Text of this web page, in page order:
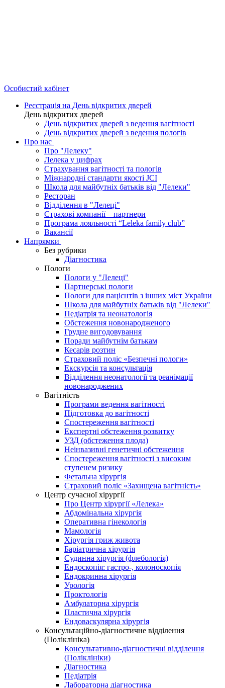
Особистий кабінет
Реєстрація на День відкритих дверей
День відкритих дверей
День відкритих дверей з ведення вагітності
День відкритих дверей з ведення пологів
Про нас
Про "Лелеку"
Лелека у цифрах
Страхування вагітності та пологів
Міжнародні стандарти якості JCI
Школа для майбутніх батьків від "Лелеки"
Ресторан
Відділення в "Лелеці"
Страхові компанії – партнери
Програма лояльності “Leleka family club”
Вакансії
Напрямки
Без рубрики
Діагностика
Пологи
Пологи у "Лелеці"
Партнерські пологи
Пологи для пацієнтів з інших міст України
Школа для майбутніх батьків від "Лелеки"
Педіатрія та неонатологія
Обстеження новонародженого
Грудне вигодовування
Поради майбутнім батькам
Кесарів розтин
Страховий поліс «Безпечні пологи»
Екскурсія та консультація
Відділення неонатології та реанімації
новонароджених
Вагітність
Програми ведення вагітності
Підготовка до вагітності
Спостереження вагітності
Експертні обстеження розвитку
УЗД (обстеження плода)
Неінвазивні генетичні обстеження
Спостереження вагітності з високим
ступенем ризику
Фетальна хірургія
Страховий поліс «Захищена вагітність»
Центр сучасної хірургії
Про Центр хірургії «Лелека»
Абдомінальна хірургія
Оперативна гінекологія
Мамологія
Хірургія гриж живота
Баріатрична хірургія
Судинна хірургія (флебологія)
Ендоскопія: гастро-, колоноскопія
Ендокринна хірургія
Урологія
Проктологія
Амбулаторна хірургія
Пластична хірургія
Ендоваскулярна хірургія
Консультаційно-діагностичне відділення
(Поліклініка)
Консультативно-діагностичні відділення
(Поліклініки)
Діагностика
Педіатрія
Лабораторна діагностика